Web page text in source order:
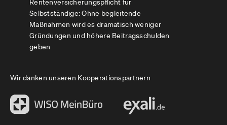
Rentenversicherungspflicht für
Selbstständige: Ohne begleitende
Maßnahmen wird es dramatisch weniger
Gründungen und höhere Beitragsschulden
geben
Wir danken unseren Kooperationspartnern